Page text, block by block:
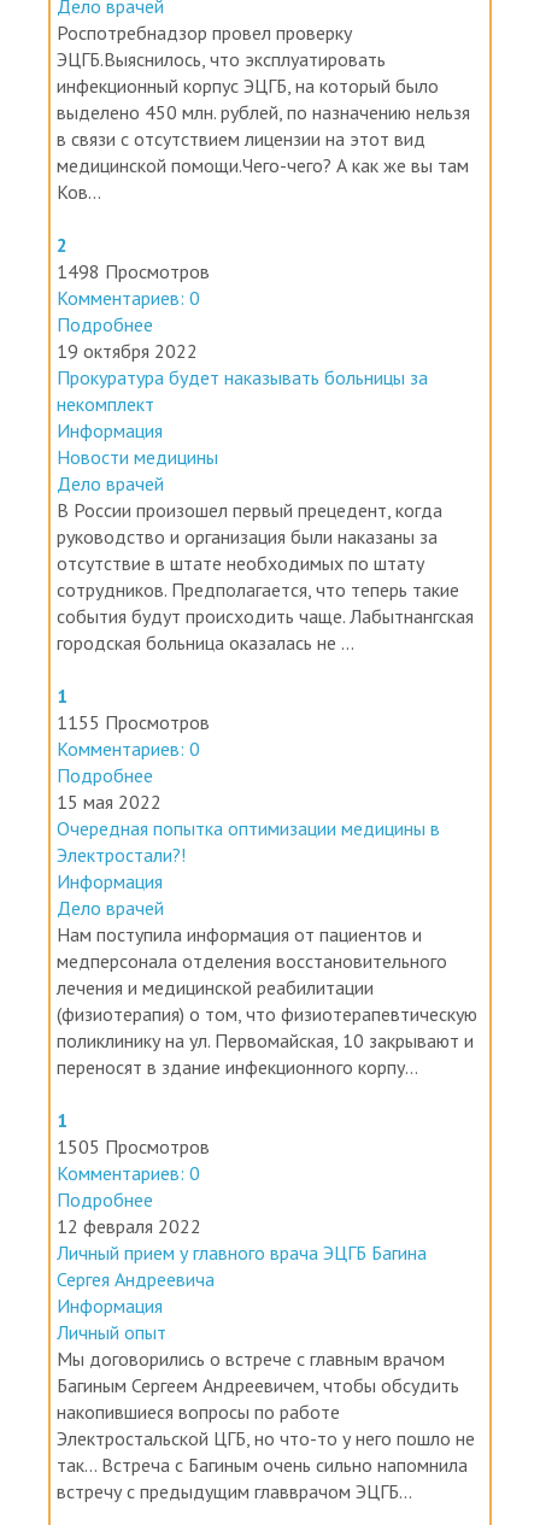
Роспотребнадзор провел проверку
ЭЦГБ.Выяснилось, что эксплуатировать
инфекционный корпус ЭЦГБ, на который было
выделено 450 млн. рублей, по назначению нельзя
в связи с отсутствием лицензии на этот вид
медицинской помощи.Чего-чего? А как же вы там
Ков...
1498 Просмотров
Комментариев: 0
Подробнее
19 октября 2022
Прокуратура будет наказывать больницы за
некомплект
Информация
Новости медицины
Дело врачей
В России произошел первый прецедент, когда
руководство и организация были наказаны за
отсутствие в штате необходимых по штату
сотрудников. Предполагается, что теперь такие
события будут происходить чаще. Лабытнангская
городская больница оказалась не ...
1155 Просмотров
Комментариев: 0
Подробнее
15 мая 2022
Очередная попытка оптимизации медицины в
Электростали?!
Информация
Дело врачей
Нам поступила информация от пациентов и
медперсонала отделения восстановительного
лечения и медицинской реабилитации
(физиотерапия) о том, что физиотерапевтическую
поликлинику на ул. Первомайская, 10 закрывают и
переносят в здание инфекционного корпу...
1505 Просмотров
Комментариев: 0
Подробнее
12 февраля 2022
Личный прием у главного врача ЭЦГБ Багина
Сергея Андреевича
Информация
Личный опыт
Мы договорились о встрече с главным врачом
Багиным Сергеем Андреевичем, чтобы обсудить
накопившиеся вопросы по работе
Электростальской ЦГБ, но что-то у него пошло не
так... Встреча с Багиным очень сильно напомнила
встречу с предыдущим главврачом ЭЦГБ...